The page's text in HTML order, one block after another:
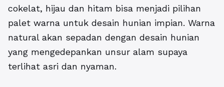
cokelat, hijau dan hitam bisa menjadi pilihan
palet warna untuk desain hunian impian. Warna
natural akan sepadan dengan desain hunian
yang mengedepankan unsur alam supaya
terlihat asri dan nyaman.